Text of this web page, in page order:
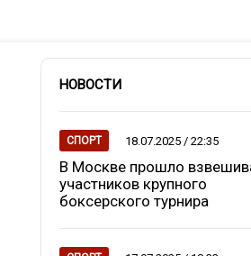
НОВОСТИ
СПОРТ 18.07.2025 / 22:35
В Москве прошло
участников крупного
боксерского турнира